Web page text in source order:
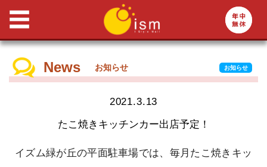
News お知らせ お知らせ
2021.3.13
たこ焼きキッチンカー出店予定！
イズム緑が丘の平面駐車場では、毎月たこ焼きキッ